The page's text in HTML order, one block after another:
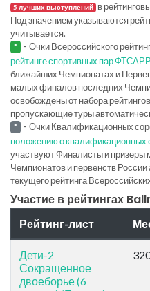
5 лучших выступлений в
Под значением указываются
учитывается.
* - Очки Всероссийского
рейтинге спортивных пар ФТСАРР
ближайших Чемпионатах и
малых финалов последних
освобождены от набора
пропускающие туры
* - Очки Квалификационных
положению о
участвуют Финалисты и
Чемпионатов и первенств
текущего рейтинга
Участие в рейтингах
Рейтинг-лист
Дети-2
Сокращенное
двоеборье (6